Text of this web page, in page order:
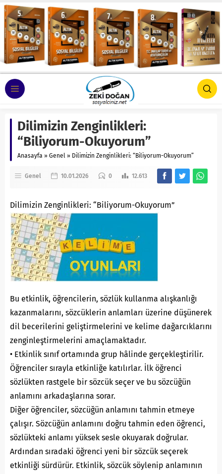
Dilimizin Zenginlikleri:
“Biliyorum-Okuyorum”
Anasayfa » Genel » Dilimizin Zenginlikleri: “Biliyorum-Okuyorum”
Genel 10.01.2026 0 12.613
Dilimizin Zenginlikleri: “Biliyorum-Okuyorum”
Bu etkinlik, öğrencilerin, sözlük kullanma alışkanlığı
kazanmalarını, sözcüklerin anlamları üzerine düşünerek
dil becerilerini geliştirmelerini ve kelime dağarcıklarını
zenginleştirmelerini amaçlamaktadır.
• Etkinlik sınıf ortamında grup hâlinde gerçekleştirilir.
Öğrenciler sırayla etkinliğe katılırlar. İlk öğrenci
sözlükten rastgele bir sözcük seçer ve bu sözcüğün
anlamını arkadaşlarına sorar.
Diğer öğrenciler, sözcüğün anlamını tahmin etmeye
çalışır. Sözcüğün anlamını doğru tahmin eden öğrenci,
sözlükteki anlamı yüksek sesle okuyarak doğrular.
Ardından sıradaki öğrenci yeni bir sözcük seçerek
etkinliği sürdürür. Etkinlik, sözcük söylenip anlamının